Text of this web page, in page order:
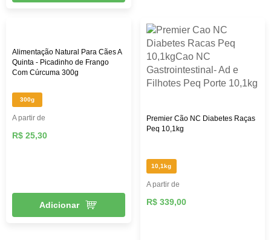
Alimentação Natural Para Cães A
Quinta - Picadinho de Frango
Com Cúrcuma 300g
300g
A partir de
R$ 25,30
Adicionar
Premier Cão NC Diabetes Raças
Peq 10,1kg
10,1kg
A partir de
R$ 339,00